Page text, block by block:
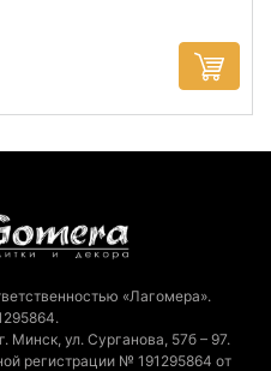
«Лагомера».
Минск, ул. Сурганова, 57б – 97.
регистрации № 191295864 от